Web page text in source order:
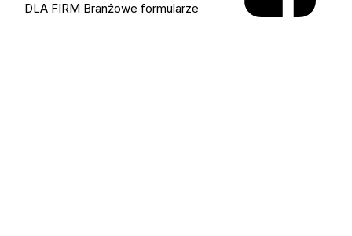
DLA FIRM Branżowe formularze